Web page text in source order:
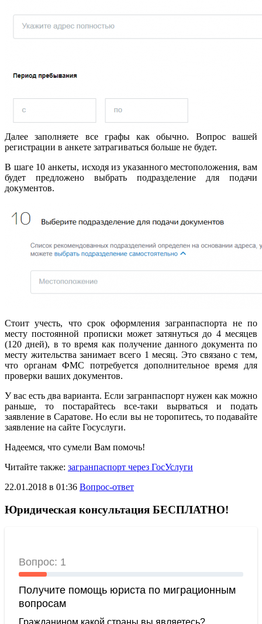
Далее заполняете все графы как обычно. Вопрос вашей
регистрации в анкете затрагиваться больше не будет.
В шаге 10 анкеты, исходя из указанного местоположения, вам
будет предложено выбрать подразделение для подачи
документов.
Стоит учесть, что срок оформления загранпаспорта не по
месту постоянной прописки может затянуться до 4 месяцев
(120 дней), в то время как получение данного документа по
месту жительства занимает всего 1 месяц. Это связано с тем,
что органам ФМС потребуется дополнительное время для
проверки ваших документов.
У вас есть два варианта. Если загранпаспорт нужен как можно
раньше, то постарайтесь все-таки вырваться и подать
заявление в Саратове. Но если вы не торопитесь, то подавайте
заявление на сайте Госуслуги.
Надеемся, что сумели Вам помочь!
Читайте также: загранпаспорт через ГосУслуги
22.01.2018 в 01:36 Вопрос-ответ
Юридическая консультация БЕСПЛАТНО!